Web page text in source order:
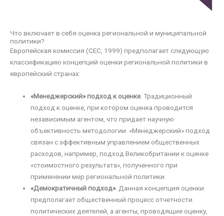
Что включает в себя оценка региональной и муниципальной
политики?
Европейская комиссия (CEC, 1999) предполагает следующую
классификацию концепций оценки региональной политики в
европейский странах:
«Менеджерский» подход к оценке. Традиционный
подход к оценке, при котором оценка проводится
независимым агентом, что придает научную
объективность методологии. «Менеджерский» подход
связан с эффективным управлением общественных
расходов, например, подход Великобритании к оценке
«стоимостного результата», полученного при
применении мер региональной политики.
«Демократичный подход». Данная концепция оценки
предполагает общественный процесс отчетности
политических деятелей, а агенты, проводящие оценку,